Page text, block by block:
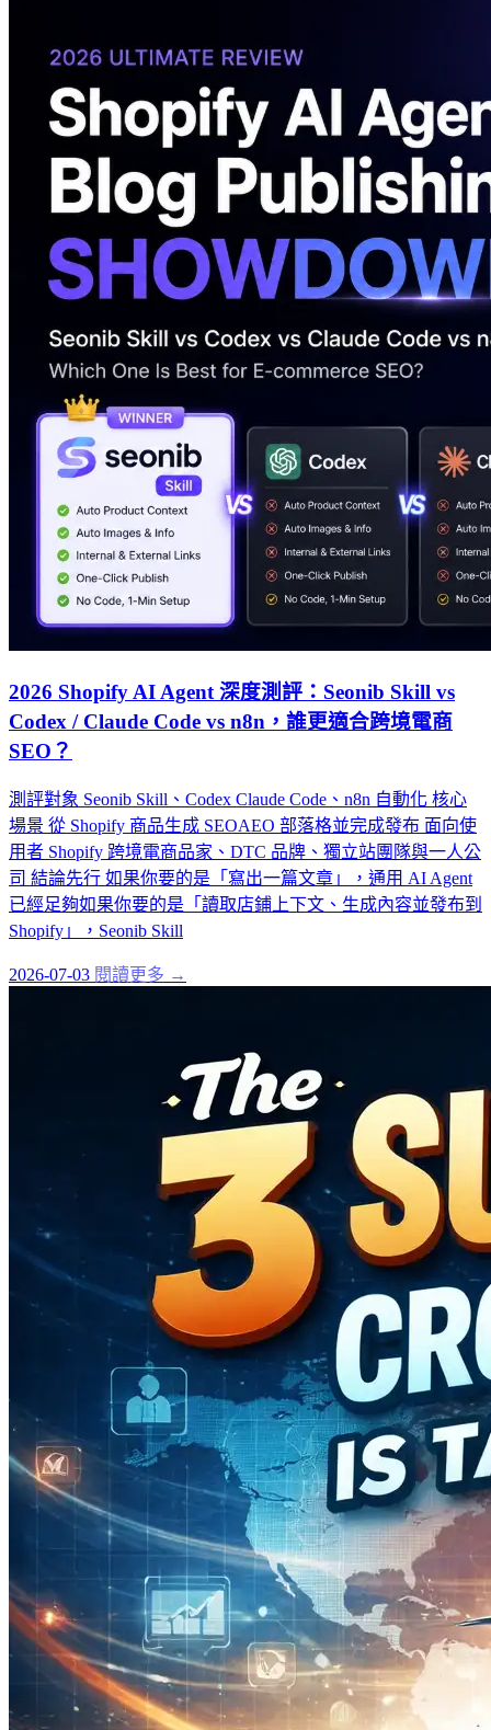
2026 Shopify AI Agent 深度測評：Seonib Skill vs
Codex / Claude Code vs n8n，誰更適合跨境電商
SEO？
測評對象 Seonib Skill、Codex Claude Code、n8n 自動化 核心
場景 從 Shopify 商品生成 SEOAEO 部落格並完成發布 面向使
用者 Shopify 跨境電商品家、DTC 品牌、獨立站團隊與一人公
司 結論先行 如果你要的是「寫出一篇文章」，通用 AI Agent
已經足夠如果你要的是「讀取店鋪上下文、生成內容並發布到
Shopify」，Seonib Skill
2026-07-03 閱讀更多 →